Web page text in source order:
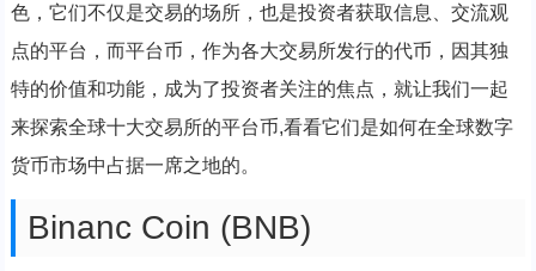
色，它们不仅是交易的场所，也是投资者获取信息、交流观
点的平台，而平台币，作为各大交易所发行的代币，因其独
特的价值和功能，成为了投资者关注的焦点，就让我们一起
来探索全球十大交易所的平台币,看看它们是如何在全球数字
货币市场中占据一席之地的。
Binanc Coin (BNB)